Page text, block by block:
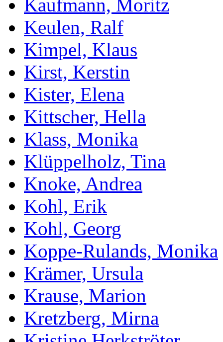
Kaufmann, Moritz
Keulen, Ralf
Kimpel, Klaus
Kirst, Kerstin
Kister, Elena
Kittscher, Hella
Klass, Monika
Klüppelholz, Tina
Knoke, Andrea
Kohl, Erik
Kohl, Georg
Koppe-Rulands, Monika
Krämer, Ursula
Krause, Marion
Kretzberg, Mirna